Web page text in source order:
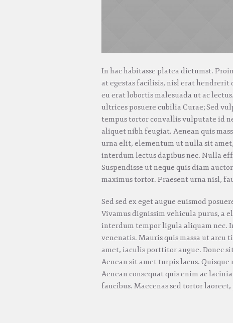
In hac habitasse platea dictumst.
at egestas facilisis, nisl erat hendrerit
eu erat lobortis malesuada ut ac
ultrices posuere cubilia Curae; Sed
tempus tortor convallis vulputate id
aliquet nibh feugiat. Aenean quis
urna elit, elementum ut nulla sit
interdum lectus dapibus nec. Nulla
Suspendisse ut neque quis diam
maximus tortor. Praesent urna nisl,
Sed sed ex eget augue euismod
Vivamus dignissim vehicula purus, a
interdum tempor ligula aliquam nec.
venenatis. Mauris quis massa ut arcu
amet, iaculis porttitor augue. Donec
Aenean sit amet turpis lacus.
Aenean consequat quis enim ac
faucibus. Maecenas sed tortor